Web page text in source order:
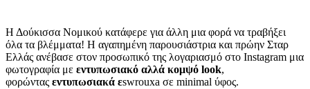
Η Δούκισσα Νομικού κατάφερε για άλλη μια φορά να τραβήξει
όλα τα βλέμματα! Η αγαπημένη παρουσιάστρια και πρώην Σταρ
Ελλάς ανέβασε στον προσωπικό της λογαριασμό στο Instagram μια
φωτογραφία με εντυπωσιακό αλλά κομψό look,
φορώντας εντυπωσιακά εswrouxa σε minimal ύφος.